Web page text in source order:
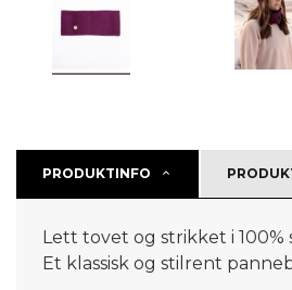
PRODUKTINFO
Lett tovet og strikket i
Et klassisk og stilrent